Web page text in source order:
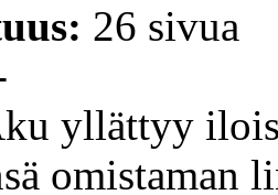
26 sivua
yllättyy
omistaman